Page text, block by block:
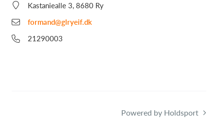
Kastaniealle 3, 8680 Ry
formand@glryeif.dk
21290003
Powered by Holdsport